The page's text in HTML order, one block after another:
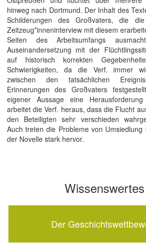
hinweg nach Dortmund. Der Inhalt des
Schilderungen des Großvaters, die
Zeitzeug*inneninterview mit diesem
Seiten des Arbeitsumfangs
Auseinandersetzung mit der
auf historisch korrekten
Schwierigkeiten, da die Verf. immer
zwischen den tatsächlichen
Erinnerungen des Großvaters
eigener Aussage eine
arbeitet die Verf. heraus, dass die Flucht
den Beteiligten sehr verschieden
Auch treten die Probleme von Umsiedlung
der Novelle stark hervor.
Wissenswertes
Der